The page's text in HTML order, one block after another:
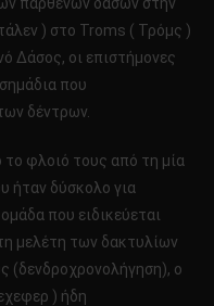
) στο Troms ( Τρόμς )
Δάσος, οι επιστήμονες
που
δέντρων.
φλοιό τους από τη μία
ήταν δύσκολο για
που ειδικεύεται
μελέτη των δακτυλίων
(δενδροχρονολήγηση), ο
) ήδη